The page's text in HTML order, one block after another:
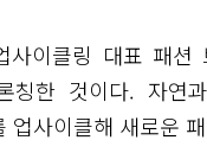
이클링 대표 패션
칭한 것이다. 자연
업사이클해 새로운